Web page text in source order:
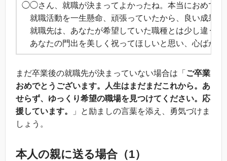
◯◯さん、就職が決まってよかったね。本当におめでと
就職活動を一生懸命、頑張っていたから、良い成果に
就職先は、あなたが希望していた職種とは少し違う
あなたの門出を美しく祝ってほしいと思い、心ばか
まだ卒業後の就職先が決まっていない場合は「 ご卒業
おめでとうございます。人生はまだまだこれから。あ
せらず、ゆっくり希望の職場を見つけてください。応
援しています。
」と励ましの言葉を添え、勇気づけま
しょう。
本人の親に送る場合（1）